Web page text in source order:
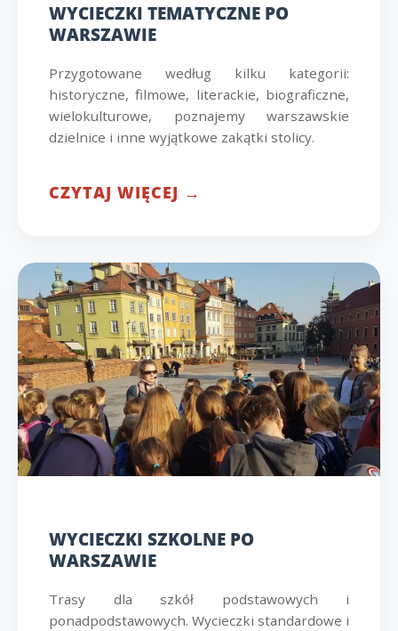
WYCIECZKI TEMATYCZNE PO
WARSZAWIE
Przygotowane według kilku kategorii:
historyczne, filmowe, literackie, biograficzne,
wielokulturowe, poznajemy warszawskie
dzielnice i inne wyjątkowe zakątki stolicy.
CZYTAJ WIĘCEJ →
WYCIECZKI SZKOLNE PO
WARSZAWIE
Trasy dla szkół podstawowych i
ponadpodstawowych. Wycieczki standardowe i